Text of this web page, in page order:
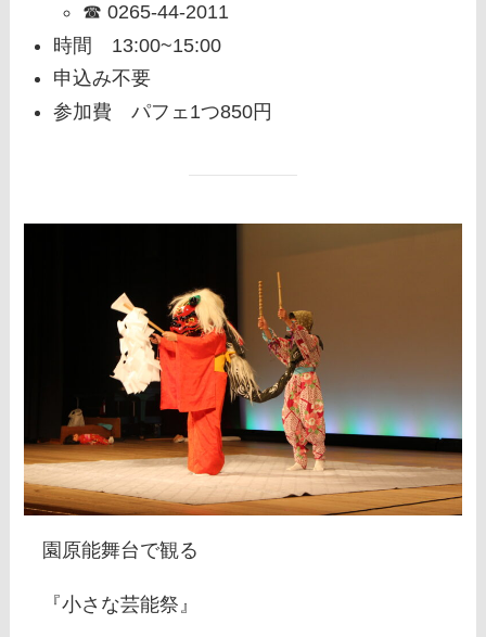
☎ 0265-44-2011
時間 13:00~15:00
申込み不要
参加費 パフェ1つ850円
園原能舞台で観る
『小さな芸能祭』